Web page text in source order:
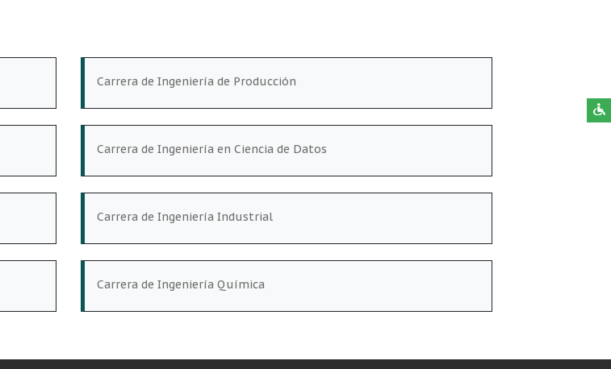
Carrera de Ingeniería de Producción
Carrera de Ingeniería en Ciencia de Datos
Carrera de Ingeniería Industrial
Carrera de Ingeniería Química